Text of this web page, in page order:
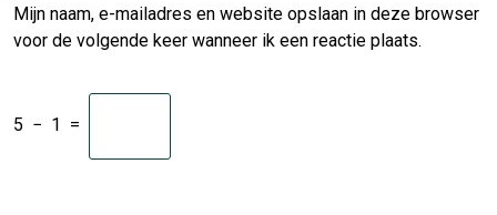
Mijn naam, e-mailadres en website opslaan in deze browser
voor de volgende keer wanneer ik een reactie plaats.
5 − 1 =